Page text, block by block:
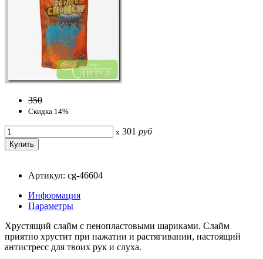
350
Скидка 14%
x 301 руб
Артикул: cg-46604
Информация
Параметры
Хрустящий слайм с пенопластовыми шариками. Слайм
приятно хрустит при нажатии и растягивании, настоящий
антистресс для твоих рук и слуха.